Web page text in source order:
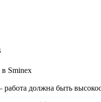
в Sminex
должна быть